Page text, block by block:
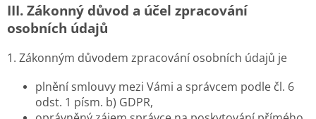
III. Zákonný důvod a účel zpracování
osobních údajů
1. Zákonným důvodem zpracování osobních údajů je
plnění smlouvy mezi Vámi a správcem podle čl. 6
odst. 1 písm. b) GDPR,